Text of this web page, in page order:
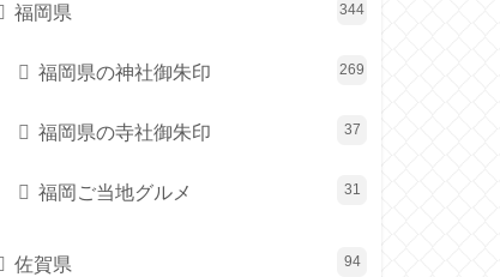
福岡県 344
福岡県の神社御朱印 269
福岡県の寺社御朱印 37
福岡ご当地グルメ 31
佐賀県 94